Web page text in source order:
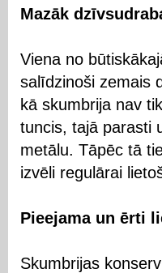
Mazāk
Viena no
salīdzinoši zemais
kā skumbrija nav
tuncis, tajā parasti
metālu. Tāpēc tā
izvēli regulārai
Pieejama un ērti
Skumbrijas